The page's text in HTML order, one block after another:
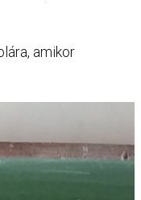
amikor